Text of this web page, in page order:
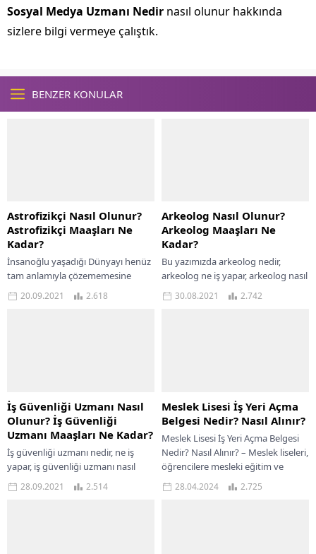
Sosyal Medya Uzmanı Nedir nasıl olunur hakkında
sizlere bilgi vermeye çalıştık.
BENZER KONULAR
Astrofizikçi Nasıl Olunur?
Astrofizikçi Maaşları Ne
Kadar?
İnsanoğlu yaşadığı Dünyayı henüz
tam anlamıyla çözememesine
rağmen bilim insanları aracılığıyla
çalışmalarının büyük bölümünü
20.09.2021 2.618
Arkeolog Nasıl Olunur?
Arkeolog Maaşları Ne
Kadar?
Bu yazımızda arkeolog nedir,
arkeolog ne iş yapar, arkeolog nasıl
olunur, arkeologların iş imkanı ve
maaşları nasıldır? adlı sorularınıza
30.08.2021 2.742
İş Güvenliği Uzmanı Nasıl
Olunur? İş Güvenliği
Uzmanı Maaşları Ne Kadar?
İş güvenliği uzmanı nedir, ne iş
yapar, iş güvenliği uzmanı nasıl
olunur? İş güvenliği uzmanı olan
kişiler, çalıştıkları iş yerlerinde...
28.09.2021 2.514
Meslek Lisesi İş Yeri Açma
Belgesi Nedir? Nasıl Alınır?
Meslek Lisesi İş Yeri Açma Belgesi
Nedir? Nasıl Alınır? – Meslek liseleri,
öğrencilere mesleki eğitim ve
beceri kazandırmak amacıyla
önemli...
28.04.2024 2.725